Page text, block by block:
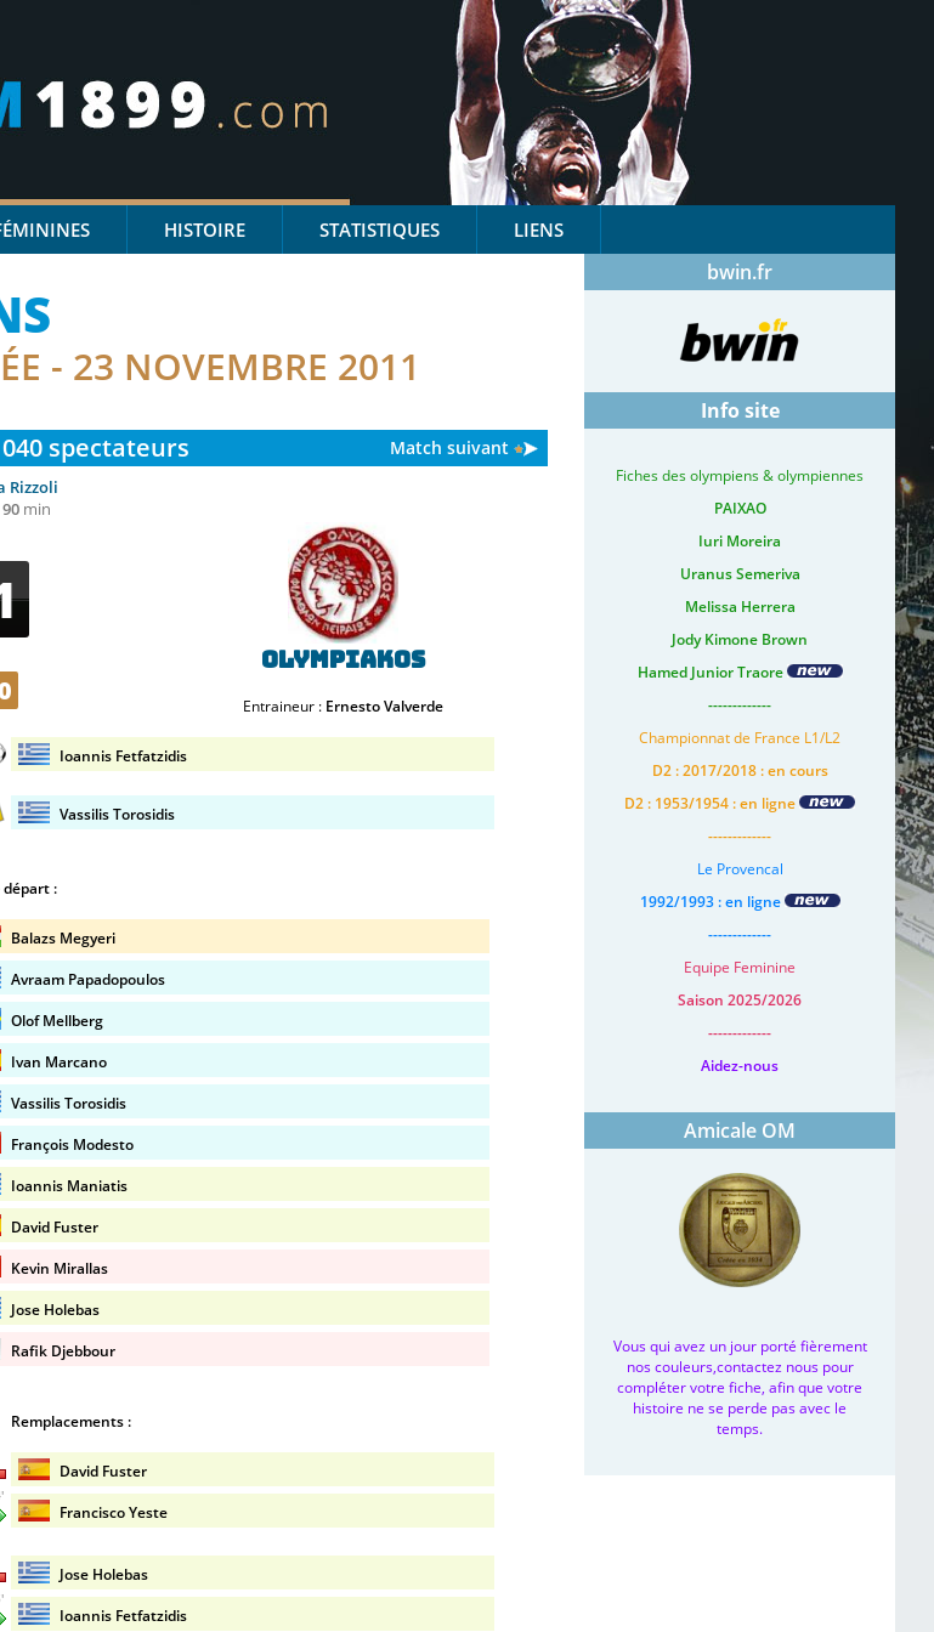
HISTOIRE STATISTIQUES LIENS
- 23 NOVEMBRE 2011
spectateurs Match suivant
Rizzoli
90min
Olympiakos
Entraineur : Ernesto Valverde
Ioannis Fetfatzidis
Vassilis Torosidis
départ :
Balazs Megyeri
Avraam Papadopoulos
Olof Mellberg
Ivan Marcano
Vassilis Torosidis
François Modesto
Ioannis Maniatis
David Fuster
Kevin Mirallas
Jose Holebas
Rafik Djebbour
Remplacements :
David Fuster
Francisco Yeste
Jose Holebas
Ioannis Fetfatzidis
bwin.fr
Info site
Fiches des olympiens & olympiennes
PAIXAO
Iuri Moreira
Uranus Semeriva
Melissa Herrera
Jody Kimone Brown
Hamed Junior Traore
-------------
Championnat de France L1/L2
D2 : 2017/2018 : en cours
D2 : 1953/1954 : en ligne
-------------
Le Provencal
1992/1993 : en ligne
-------------
Equipe Feminine
Saison 2025/2026
-------------
Aidez-nous
Amicale OM
Vous qui avez un jour porté fièrement
nos couleurs,contactez nous pour
compléter votre fiche, afin que votre
histoire ne se perde pas avec le
temps.